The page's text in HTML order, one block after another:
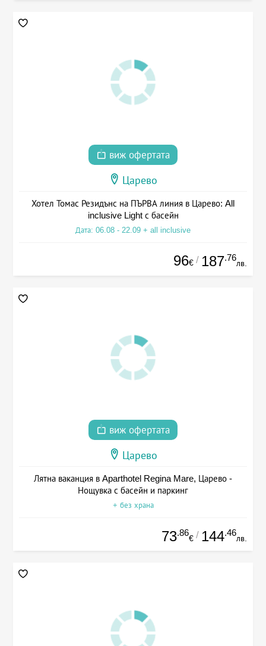
виж офертата
Царево
Хотел Томас Резидънс на ПЪРВА линия в Царево: All
inclusive Light с басейн
Дата: 06.08 - 22.09 + all inclusive
96€ / 187.76
лв.
виж офертата
Царево
Лятна ваканция в Aparthotel Regina Mare, Царево -
Нощувка с басейн и паркинг
+ без храна
73.86
€ / 144.46
лв.